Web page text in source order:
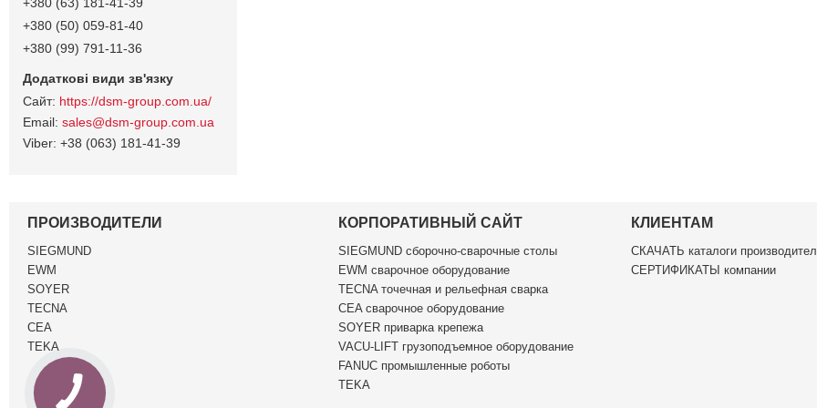
+380 (63) 181-41-39
+380 (50) 059-81-40
+380 (99) 791-11-36
https://dsm-group.com.ua/
sales@dsm-group.com.ua
+38 (063) 181-41-39
ПРОИЗВОДИТЕЛИ
SIEGMUND
EWM
SOYER
TECNA
CEA
TEKA
КОРПОРАТИВНЫЙ САЙТ
SIEGMUND cборочно-сварочные столы
EWM сварочное оборудование
TECNA точечная и рельефная сварка
CEA сварочное оборудование
SOYER приварка крепежа
VACU-LIFT грузоподъемное оборудование
FANUC промышленные роботы
TEKA
КЛИЕНТАМ
СКАЧАТЬ каталоги
СЕРТИФИКАТЫ компании